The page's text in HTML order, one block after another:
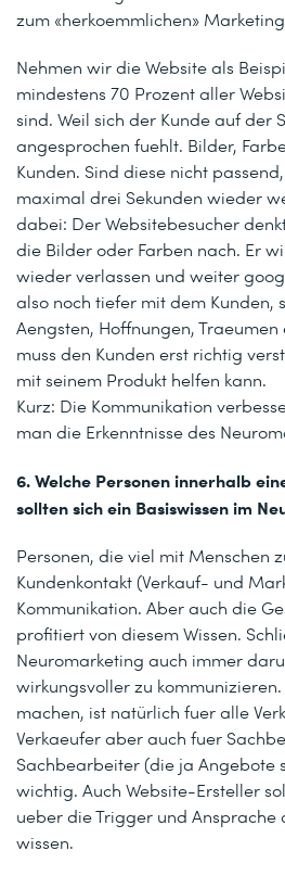
zum «herkoemmlichen»
Nehmen wir die Website als
mindestens 70 Prozent aller
sind. Weil sich der Kunde auf der
angesprochen fuehlt. Bilder,
Kunden. Sind diese nicht
maximal drei Sekunden wieder
dabei: Der Websitebesucher
die Bilder oder Farben nach. Er
wieder verlassen und weiter
also noch tiefer mit dem Kunden,
Aengsten, Hoffnungen,
muss den Kunden erst richtig
mit seinem Produkt helfen kann.
Kurz: Die Kommunikation
man die Erkenntnisse des
6. Welche Personen innerhalb
sollten sich ein Basiswissen im
Personen, die viel mit Menschen
Kundenkontakt (Verkauf- und
Kommunikation. Aber auch die
profitiert von diesem Wissen.
Neuromarketing auch immer
wirkungsvoller zu
machen, ist natürlich fuer alle
Verkaeufer aber auch fuer
Sachbearbeiter (die ja Angebote
wichtig. Auch Website-Ersteller
ueber die Trigger und Ansprache
wissen.